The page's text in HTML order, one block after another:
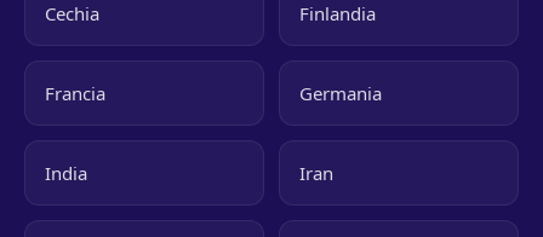
Cechia Finlandia
Francia Germania
India Iran